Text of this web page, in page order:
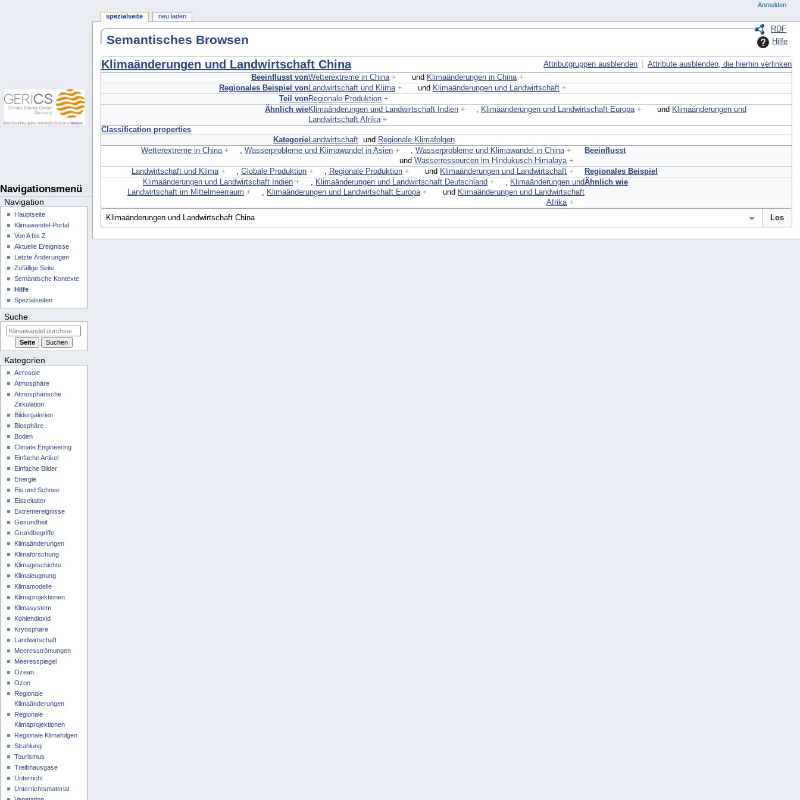
RDF
Hilfe
Semantisches Browsen
Klimaänderungen und Landwirtschaft China Attributgruppen ausblenden
Attribute ausblenden, die hierhin verlinken
Beeinflusst vonWetterextreme in China + und Klimaänderungen in China +
Regionales Beispiel vonLandwirtschaft und Klima + und Klimaänderungen und Landwirtschaft +
Teil vonRegionale Produktion +
Ähnlich wieKlimaänderungen und Landwirtschaft Indien + , Klimaänderungen und Landwirtschaft Europa + und Klimaänderungen und
Landwirtschaft Afrika +
Classification properties
KategorieLandwirtschaftund Regionale Klimafolgen
Beeinflusst
Wetterextreme in China + ,Wasserprobleme und Klimawandel in Asien + ,Wasserprobleme und Klimawandel in China +
undWasserressourcen im Hindukusch-Himalaya +
Regionales Beispiel
Landwirtschaft und Klima + ,Globale Produktion + , Regionale Produktion + und Klimaänderungen und Landwirtschaft +
Ähnlich wie
Klimaänderungen und Landwirtschaft Indien + , Klimaänderungen und Landwirtschaft Deutschland + , Klimaänderungen und
Landwirtschaft im Mittelmeerraum + , Klimaänderungen und Landwirtschaft Europa + und Klimaänderungen und Landwirtschaft
Afrika +
Navigationsmenü
spezialseite neu laden
Anmelden
Navigation
Hauptseite
Klimawandel-Portal
Von A bis Z
Aktuelle Ereignisse
Letzte Änderungen
Zufällige Seite
Semantische Kontexte
Hilfe
Spezialseiten
Suche
Kategorien
Aerosole
Atmosphäre
Atmosphärische
Zirkulation
Bildergalerien
Biosphäre
Boden
Climate Engineering
Einfache Artikel
Einfache Bilder
Energie
Eis und Schnee
Eiszeitalter
Extremereignisse
Gesundheit
Grundbegriffe
Klimaänderungen
Klimaforschung
Klimageschichte
Klimaleugnung
Klimamodelle
Klimaprojektionen
Klimasystem
Kohlendioxid
Kryosphäre
Landwirtschaft
Meeresströmungen
Meeresspiegel
Ozean
Ozon
Regionale
Klimaänderungen
Regionale
Klimaprojektionen
Regionale Klimafolgen
Strahlung
Tourismus
Treibhausgase
Unterricht
Unterrichtsmaterial